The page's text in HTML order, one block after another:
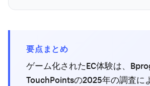
要点まとめ
ゲーム化されたEC体験は、
TouchPointsの2025年の調査に